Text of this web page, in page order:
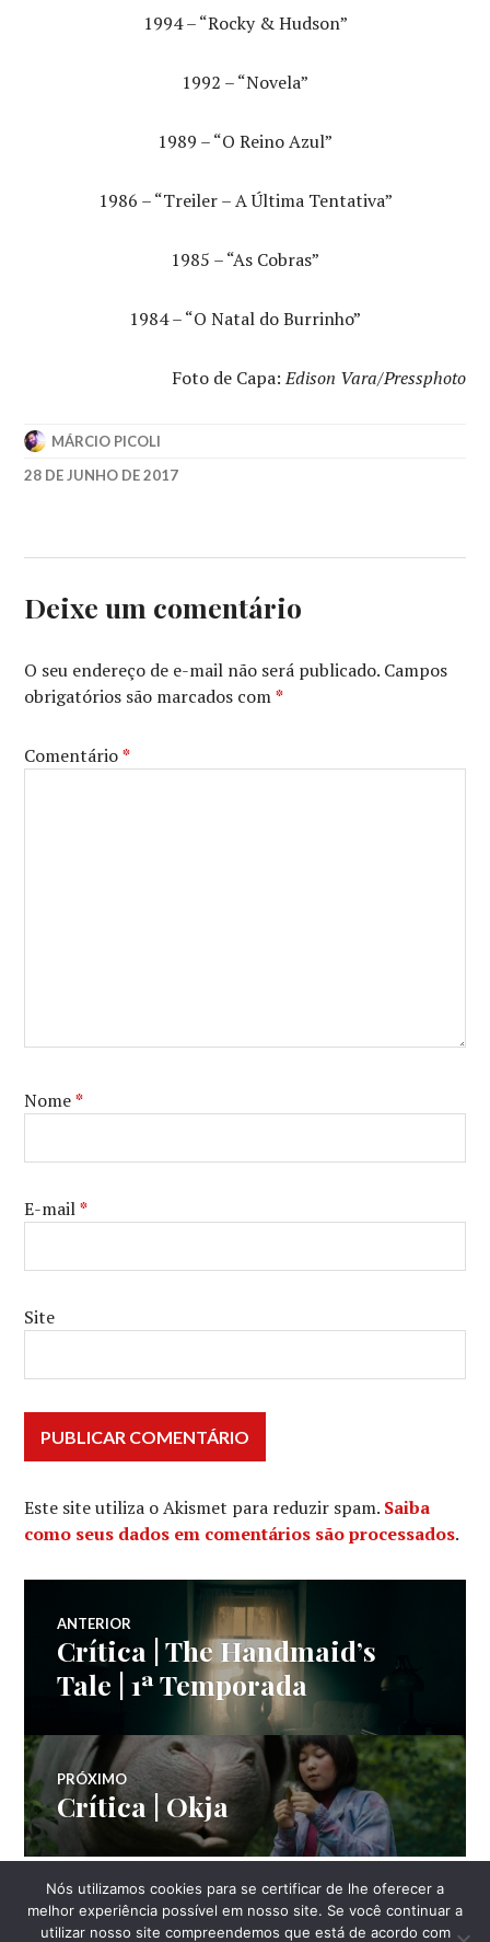
1994 – “Rocky & Hudson”
1992 – “Novela”
1989 – “O Reino Azul”
1986 – “Treiler – A Última Tentativa”
1985 – “As Cobras”
1984 – “O Natal do Burrinho”
Foto de Capa:Edison Vara/Pressphoto
MÁRCIO PICOLI
28 DE JUNHO DE 2017
CINEMA
DE
FESTIVAL
GRAMADO,
GUERRA,
SLIDE
Deixe um comentário
O seu endereço de e-mail não será publicado. Campos
obrigatórios são marcados com*
Comentário*
Nome*
E-mail*
Site
Este site utiliza o Akismet para reduzir spam. Saiba
como seus dados em comentários são processados.
Navegação
de
Post
ANTERIOR
Post
anterior:
Crítica | The Handmaid’s
Tale | 1ª Temporada
PRÓXIMO
Próximo
post:
Crítica | Okja
LATERAL
Nós utilizamos cookies para se certificar de lhe oferecer a
melhor experiência possível em nosso site. Se você continuar a
utilizar nosso site compreendemos que está de acordo com